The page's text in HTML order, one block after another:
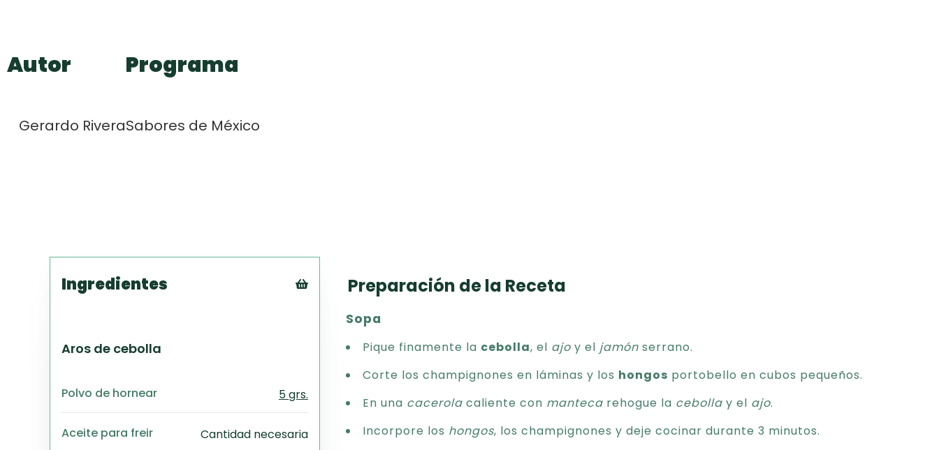
Autor
Gerardo Rivera
Programa
Sabores de México
Ingredientes
Aros de cebolla
Polvo de hornear 5 grs.
Aceite para freir Cantidad necesaria
Preparación de la Receta
Sopa
Pique finamente la cebolla, el ajo y el jamón serrano.
Corte los champignones en láminas y los hongos portobello en cubos pequeños.
En una cacerola caliente con manteca rehogue la cebolla y el ajo.
Incorpore los hongos, los champignones y deje cocinar durante 3 minutos.